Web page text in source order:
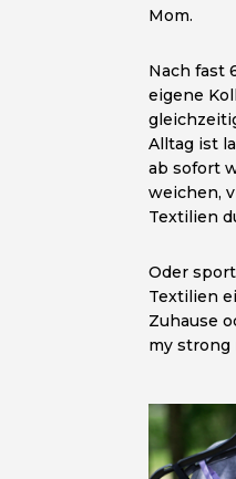
Mom.
Nach fast
eigene
Alltag ist
ab sofort
weichen,
Textilien
Oder
Textilien
Zuhause
my strong